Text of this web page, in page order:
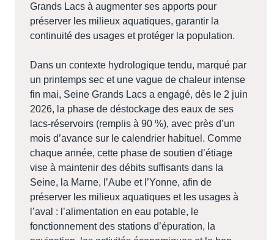
Grands Lacs à augmenter ses apports pour
préserver les milieux aquatiques, garantir la
continuité des usages et protéger la population.
Dans un contexte hydrologique tendu, marqué par
un printemps sec et une vague de chaleur intense
fin mai, Seine Grands Lacs a engagé, dès le 2 juin
2026, la phase de déstockage des eaux de ses
lacs-réservoirs (remplis à 90 %), avec près d’un
mois d’avance sur le calendrier habituel. Comme
chaque année, cette phase de soutien d’étiage
vise à maintenir des débits suffisants dans la
Seine, la Marne, l’Aube et l’Yonne, afin de
préserver les milieux aquatiques et les usages à
l’aval : l’alimentation en eau potable, le
fonctionnement des stations d’épuration, la